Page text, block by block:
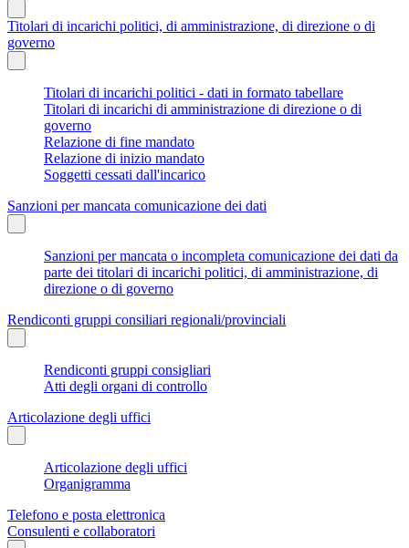
Titolari di incarichi politici, di amministrazione, di direzione o di
governo
Titolari di incarichi politici - dati in formato tabellare
Titolari di incarichi di amministrazione di direzione o di
governo
Relazione di fine mandato
Relazione di inizio mandato
Soggetti cessati dall'incarico
Sanzioni per mancata comunicazione dei dati
Sanzioni per mancata o incompleta comunicazione dei dati da
parte dei titolari di incarichi politici, di amministrazione, di
direzione o di governo
Rendiconti gruppi consiliari regionali/provinciali
Rendiconti gruppi consigliari
Atti degli organi di controllo
Articolazione degli uffici
Articolazione degli uffici
Organigramma
Telefono e posta elettronica
Consulenti e collaboratori